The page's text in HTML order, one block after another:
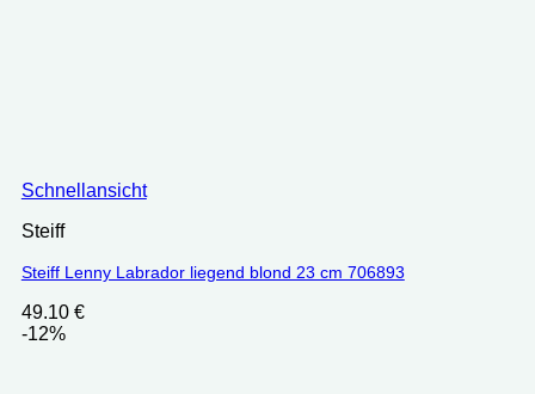
Schnellansicht
Steiff
Steiff Lenny Labrador liegend blond 23 cm 706893
49.10 €
-12%